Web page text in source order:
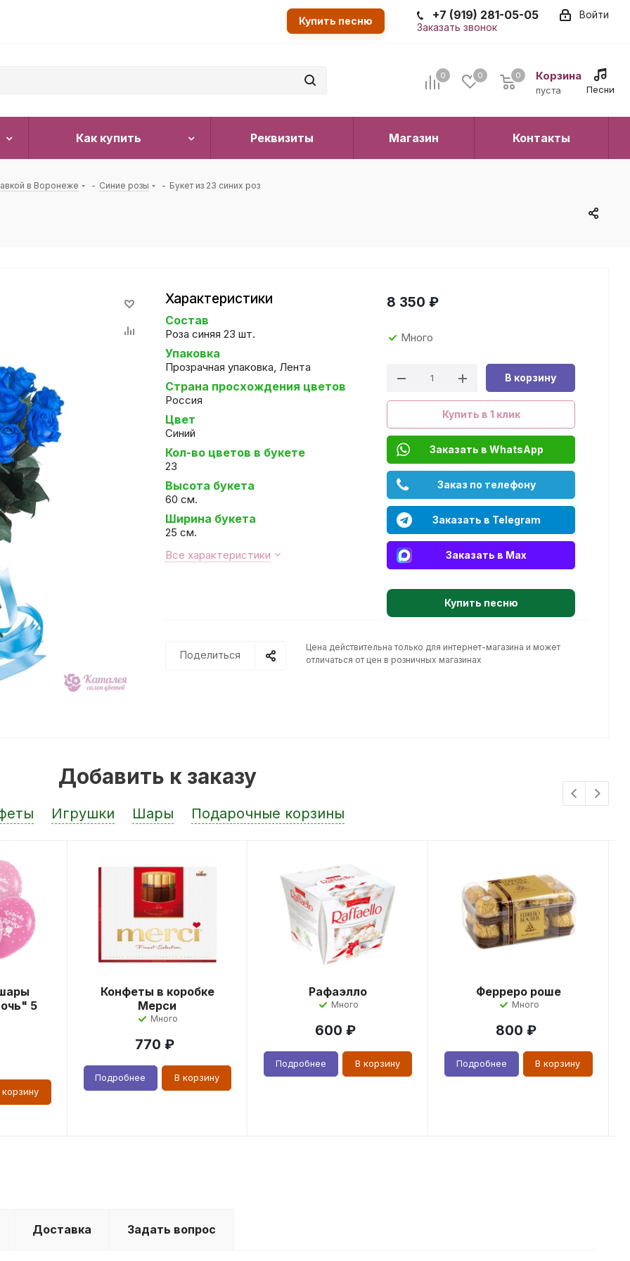
Войти
+7 (919) 281-05-05
Заказать звонок
Купить песню
0 0 Корзина
0
пуста
0
Песни
Как купить Реквизиты Магазин Контакты
в Воронеже - Синие розы - Букет из 23 синих роз
Характеристики
Состав
Роза синяя 23 шт.
Упаковка
Прозрачная упаковка, Лента
Страна просхождения цветов
Россия
Цвет
Синий
Кол-во цветов в букете
23
Высота букета
60 см.
Ширина букета
25 см.
Все характеристики
8 350 ₽
Много
В корзину
Купить в 1 клик
Заказать в WhatsApp
Заказ по телефону
Заказать в Telegram
Заказать в Max
Купить песню
Поделиться
Цена действительна только для интернет-магазина и может
отличаться от цен в розничных магазинах
Добавить к заказу
Игрушки Шары Подарочные корзины
5
Конфеты в коробке
Мерси
Много
770 ₽
Подробнее В корзину
Рафаэлло
Много
600 ₽
Подробнее В корзину
Ферреро роше
Много
800 ₽
Подробнее В корзину
Доставка Задать вопрос